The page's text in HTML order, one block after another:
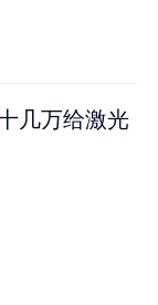
几万给激光